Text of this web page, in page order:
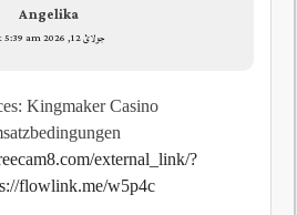
Angelika
جولائ 12, 2026 at 5:39 am
Kingmaker Casino
external_link/?
flowlink.me/w5p4c